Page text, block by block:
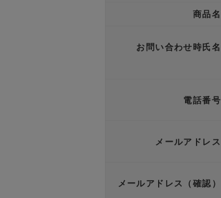
商品名
お問い合わせ時氏名
電話番号
メールアドレス
メールアドレス（確認）